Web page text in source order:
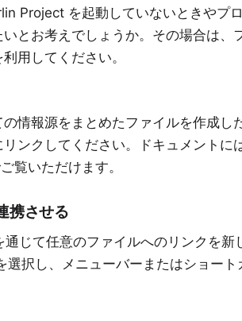
Project を起動していないときやプ
とお考えでしょうか。その場合は、
用してください。
情報源をまとめたファイルを作成
ンクしてください。ドキュメントに
覧いただけます。
携させる
じて任意のファイルへのリンクを新
択し、メニューバーまたはショー